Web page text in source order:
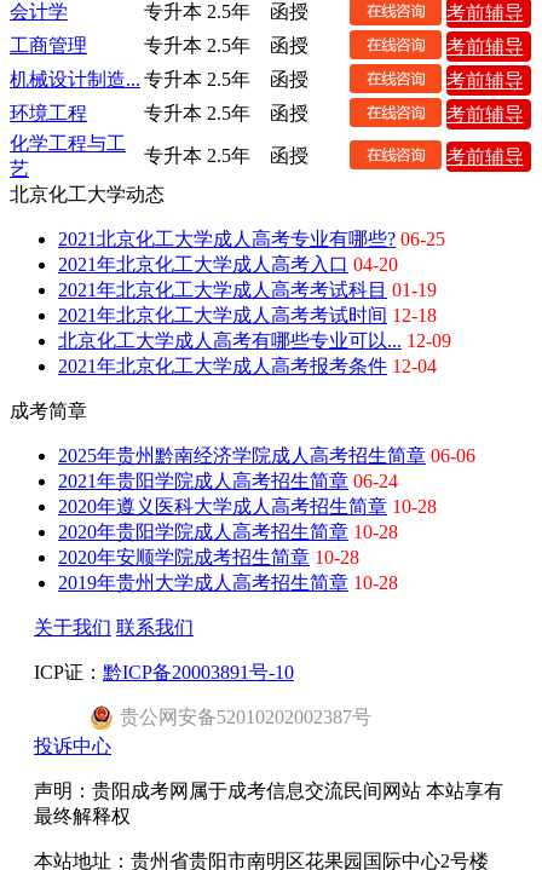
会计学
专升本 2.5年 函授
考前辅导
工商管理
专升本 2.5年 函授
考前辅导
机械设计制造... 专升本 2.5年 函授
考前辅导
环境工程
专升本 2.5年 函授
考前辅导
化学工程与工
艺
专升本 2.5年 函授
考前辅导
北京化工大学动态
2021北京化工大学成人高考专业有哪些? 06-25
2021年北京化工大学成人高考入口 04-20
2021年北京化工大学成人高考考试科目 01-19
2021年北京化工大学成人高考考试时间 12-18
北京化工大学成人高考有哪些专业可以... 12-09
2021年北京化工大学成人高考报考条件 12-04
成考简章
2025年贵州黔南经济学院成人高考招生简章 06-06
2021年贵阳学院成人高考招生简章 06-24
2020年遵义医科大学成人高考招生简章 10-28
2020年贵阳学院成人高考招生简章 10-28
2020年安顺学院成考招生简章 10-28
2019年贵州大学成人高考招生简章 10-28
关于我们 联系我们
ICP证： 黔ICP备20003891号-10
贵公网安备52010202002387号
投诉中心
声明：贵阳成考网属于成考信息交流民间网站 本站享有
最终解释权
本站地址：贵州省贵阳市南明区花果园国际中心2号楼